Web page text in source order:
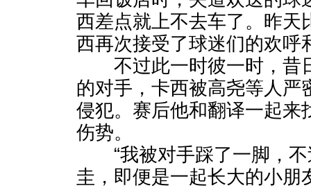
西差点就上不去车了。昨天
西再次接受了球迷们的欢呼
不过此一时彼一时，昔
的对手，卡西被高尧等人严
侵犯。赛后他和翻译一起来
伤势。
“我被对手踩了一脚，不
圭，即便是一起长大的小朋